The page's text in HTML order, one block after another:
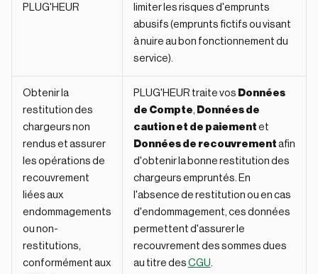
PLUG'HEUR
limiter les risques d'emprunts
abusifs (emprunts fictifs ou visant
à nuire au bon fonctionnement du
service).
Obtenir la
restitution des
chargeurs non
rendus et assurer
les opérations de
recouvrement
liées aux
endommagements
ou non-
restitutions,
conformément aux
PLUG'HEUR traite vos Données
de Compte, Données de
caution et de paiement et
Données de recouvrement afin
d'obtenir la bonne restitution des
chargeurs empruntés. En
l'absence de restitution ou en cas
d'endommagement, ces données
permettent d'assurer le
recouvrement des sommes dues
au titre des CGU.